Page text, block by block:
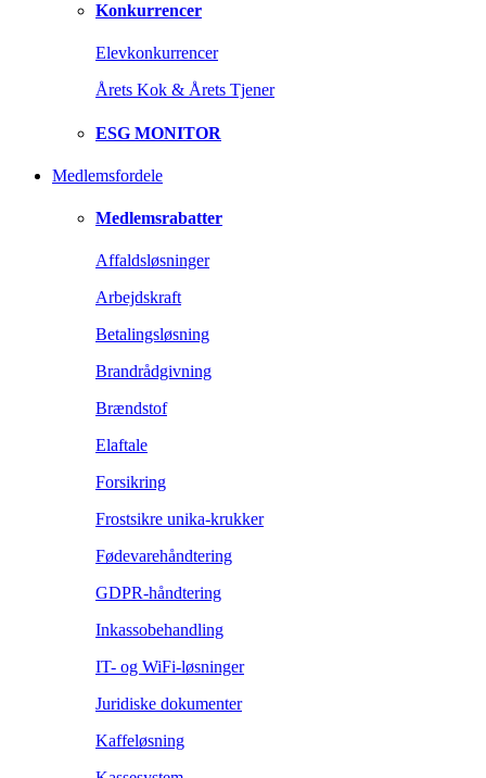
Konkurrencer
Elevkonkurrencer
Årets Kok & Årets Tjener
ESG MONITOR
Medlemsfordele
Medlemsrabatter
Affaldsløsninger
Arbejdskraft
Betalingsløsning
Brandrådgivning
Brændstof
Elaftale
Forsikring
Frostsikre unika-krukker
Fødevarehåndtering
GDPR-håndtering
Inkassobehandling
IT- og WiFi-løsninger
Juridiske dokumenter
Kaffeløsning